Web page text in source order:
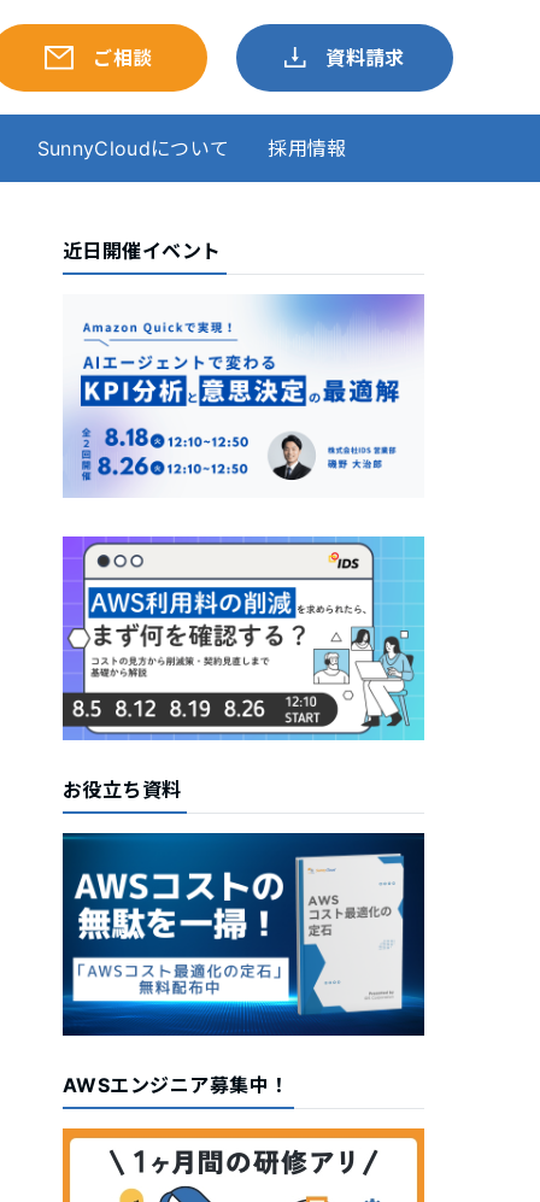
ご相談 資料請求
SunnyCloudについて 採用情報
近日開催イベント
お役立ち資料
AWSエンジニア募集中！